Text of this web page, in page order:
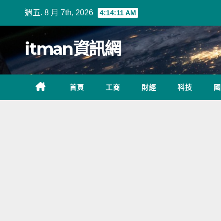
週五. 8 月 7th, 2026 4:14:11 AM
itman資訊網
首頁 工商 財經 科技